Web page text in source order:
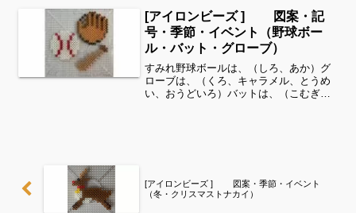
ありましたら、他の図案もぜひ覗いてみ
てください^ ^当ブログを...
[アイロンビーズ ] 図案・記
号・季節・イベント（野球ボー
ル・バット・グローブ）
すみれ野球ボールは、（しろ、あか）グ
ローブは、（くろ、キャラメル、とうめ
い、おうどいろ）バットは、（こむぎい
[アイロンビーズ ] 図案・季節・イベント
（冬・クリスマストナカイ）